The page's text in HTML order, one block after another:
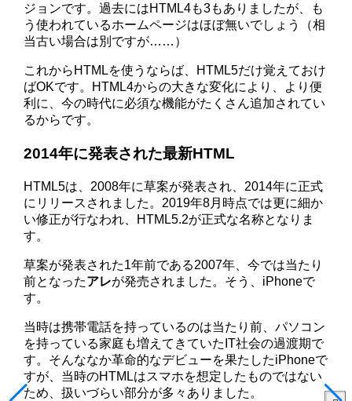
ジョンです。過去にはHTML4も3もありましたが、も
う使われているホームページはほぼ無いでしょう（相
当古い場合は別ですが……）
これからHTMLを使うならば、HTML5だけ覚えておけ
ばOKです。HTML4からの大きな変化により、より便
利に、今の時代に必須な機能がたくさん追加されてい
るからです。
2014年に発表された最新HTML
HTML5は、2008年に草案が発表され、2014年に正式
にリリースされました。2019年8月時点では更に細か
い修正が行なわれ、HTML5.2が正式な名称となりま
す。
草案が発表された1年前である2007年、今では当たり
前となったアレが発売されました。そう、iPhoneで
す。
当時は携帯電話を持っているのは当たり前、パソコン
を持っている家庭も増えてきていたIT社会の過渡期で
す。そんななか革命的なデビューを果たしたiPhoneで
すが、当時のHTMLはスマホを想定したものではない
ため、扱いづらい部分が多々ありました。